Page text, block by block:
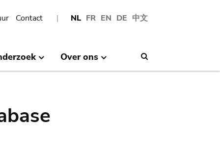
NL FR EN DE 中文
Contact
Over ons